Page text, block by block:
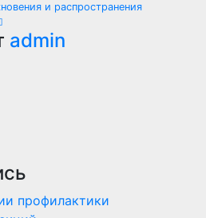
и распространения
admin
профилактики